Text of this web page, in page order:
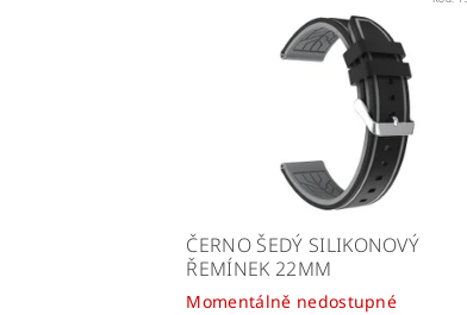
ČERNO ŠEDÝ SILIKONOVÝ
ŘEMÍNEK 22MM
Momentálně nedostupné